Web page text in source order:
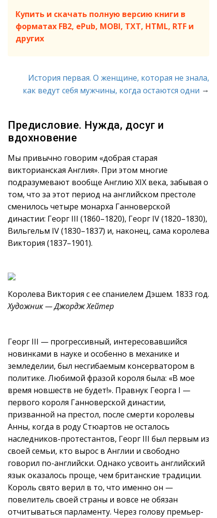
Купить и скачать полную версию книги в
форматах FB2, ePub, MOBI, TXT, HTML, RTF и
других
История первая. О женщине, которая не знала,
как ведут себя мужчины, когда остаются одни →
Предисловие. Нужда, досуг и
вдохновение
Мы привычно говорим «добрая старая
викторианская Англия». При этом многие
подразумевают вообще Англию XIX века, забывая о
том, что за этот период на английском престоле
сменилось четыре монарха Ганноверской
династии: Георг III (1860–1820), Георг IV (1820–1830),
Вильгельм IV (1830–1837) и, наконец, сама королева
Виктория (1837–1901).
Королева Виктория с ее спаниелем Дэшем. 1833 год.
Художник — Джордж Хейтер
Георг III — прогрессивный, интересовавшийся
новинками в науке и особенно в механике и
земледелии, был несгибаемым консерватором в
политике. Любимой фразой короля была: «В мое
время новшеств не будет!». Правнук Георга I —
первого короля Ганноверской династии,
призванной на престол, после смерти королевы
Анны, когда в роду Стюартов не осталось
наследников-протестантов, Георг III был первым из
своей семьи, кто вырос в Англии и свободно
говорил по-английски. Однако усвоить английский
язык оказалось проще, чем британские традиции.
Король свято верил в то, что именно он —
повелитель своей страны и вовсе не обязан
отчитываться парламенту. Через голову премьер-